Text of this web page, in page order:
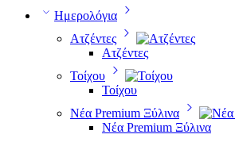
Ημερολόγια
Ατζέντες
Ατζέντες
Τοίχου
Τοίχου
Νέα Premium Ξύλινα
Νέα Premium Ξύλινα